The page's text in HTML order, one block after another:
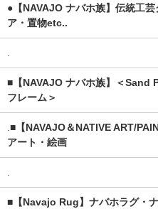
●【NAVAJO ナバホ族】伝統工
ア・置物etc..
.
■【NAVAJO ナバホ族】＜Sand
フレーム＞
.■【NAVAJO＆NATIVE ART/
アート・絵画
.
■【Navajo Rug】ナバホラグ・